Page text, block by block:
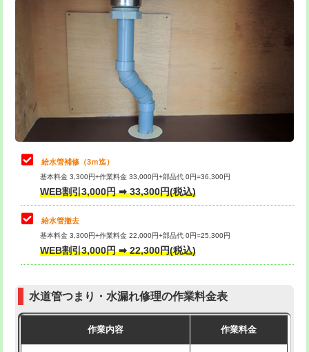
給水管工事※（ライニング鋼管・銅
管・ポリ管・HT管使用/3ｍ超え)
排水管工事（土の掘削・埋め戻し作
11,000円~
排水管工事（排水管工事/3ｍまで） 55,000円
排水管工事（追加 排水管工事/3ｍ超
マス交換（土の掘削・埋め戻し作業）
マス交換（深さ50㎝未満）
マス交換（深さ50㎝以上）
コンクリート斫り（厚さ10㎝まで）
モルタル補修（厚さ10㎝超え） 38,500円
追加トーラー機使用/3m超え
33,000円
8,800円
止水・漏水調査・防水処理・清掃・修
理・調整・分解・加工など（軽作業）
11,000円
止水・漏水調査・防水処理・清掃・修
理・調整・分解・加工など（中作業）
止水・漏水調査・防水処理・清掃・修
理・調整・分解・加工など（重作業）
33,000円
その他部品の脱着
交換・取付（タンク）
式）)
式・ワンホール）)
給水管補修（3ｍ迄）
基本料金 3,300円+作業料金 33,000円+部品代 0円=36,300円
WEB割引3,000円 ➡ 33,300円(税込)
給水管撤去
基本料金 3,300円+作業料金 22,000円+部品代 0円=25,300円
WEB割引3,000円 ➡ 22,300円(税込)
水道管つまり・水漏れ修理の作業料金表
作業内容 作業料金